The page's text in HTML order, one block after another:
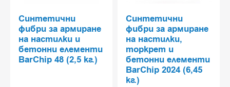
повишаване на якостта,
устойчивостта на пукнатини и
деформации. Подобряват
работните характеристики на
пода още в свежо състояние и
Синтетични
фибри за армиране
на настилки и
бетонни елементи
BarChip 48 (2,5 кг.)
Синтетични
фибри за армиране
на настилки,
торкрет и
бетонни елементи
BarChip 2024 (6,45
кг.)